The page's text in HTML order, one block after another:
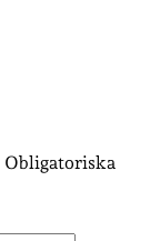
Obligatoriska